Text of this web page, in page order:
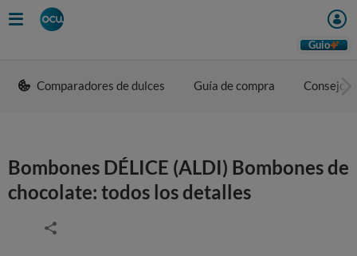
Guio
Comparadores de dulces Guía de compra Consejos
Bombones DÉLICE (ALDI) Bombones de
chocolate: todos los detalles